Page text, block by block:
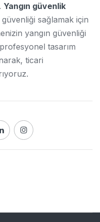
Yangın güvenlik
sağlamak için
yangın güvenliği
tasarım
ticari